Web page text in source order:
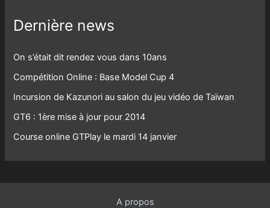
Dernière news
On s’était dit rendez vous dans 10ans
Compétition Online : Base Model Cup 4
Incursion de Kazunori au salon du jeu vidéo de Taïwan
GT6 : 1ère mise à jour pour 2014
Course online GTPlay le mardi 14 janvier
A propos